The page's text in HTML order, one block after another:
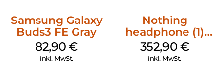
Samsung Galaxy
Buds3 FE Gray
82,90€
inkl. MwSt.
Nothing
headphone (1)
Weiß
352,90 €
inkl. MwSt.